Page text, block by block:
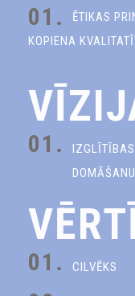
01.
ĒTIKAS
KOPIENA
01.
01. CILVĒKS